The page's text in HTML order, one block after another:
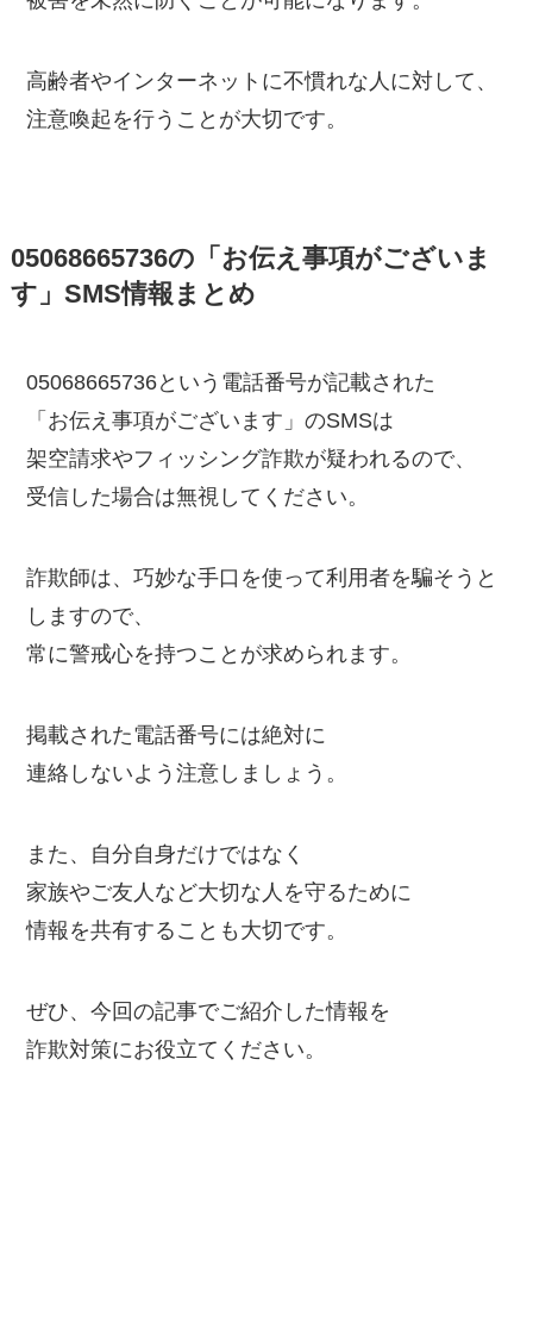
高齢者やインターネットに不慣れな人に対して、
注意喚起を行うことが大切です。
05068665736の「お伝え事項がございま
す」SMS情報まとめ
05068665736という電話番号が記載された
「お伝え事項がございます」のSMSは
架空請求やフィッシング詐欺が疑われるので、
受信した場合は無視してください。
詐欺師は、巧妙な手口を使って利用者を騙そうと
しますので、
常に警戒心を持つことが求められます。
掲載された電話番号には絶対に
連絡しないよう注意しましょう。
また、自分自身だけではなく
家族やご友人など大切な人を守るために
情報を共有することも大切です。
ぜひ、今回の記事でご紹介した情報を
詐欺対策にお役立てください。